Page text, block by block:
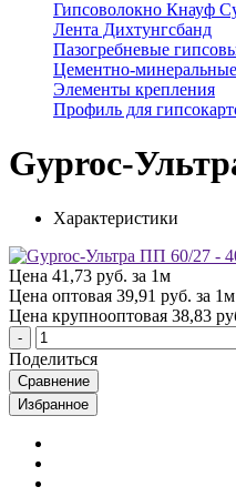
Гипсоволокно Кнауф
Лента Дихтунгсбанд
Пазогребневые
Цементно-
Элементы крепления
Профиль для
Gyproc-
Характеристики
Цена 41,73 руб. за 1м
Цена оптовая 39,91 руб. за 1м
Цена крупнооптовая 38,83
Поделиться
Сравнение
Избранное